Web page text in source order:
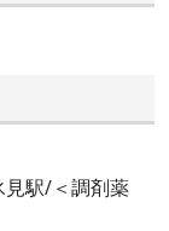
見駅/＜調剤薬